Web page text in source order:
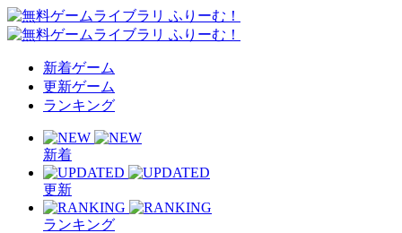
新着ゲーム
更新ゲーム
ランキング
新着
更新
ランキング